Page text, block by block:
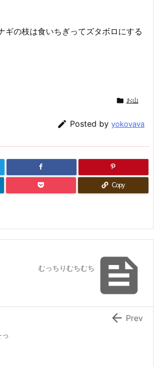
ギの枝は食いちぎってズタボロにする
 お山
 Posted by yokovava
Copy

むっちりむちむち
っ
 Prev